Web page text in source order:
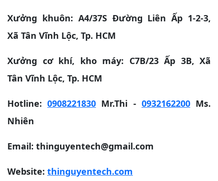
Xưởng khuôn: A4/37S Đường Liên Ấp 1-2-3,
Xã Tân Vĩnh Lộc, Tp. HCM
Xưởng cơ khí, kho máy: C7B/23 Ấp 3B, Xã
Tân Vĩnh Lộc, Tp. HCM
Hotline:0908221830 Mr.Thi - 0932162200Ms.
Nhiên
Email: thinguyentech@gmail.com
Website: thinguyentech.com